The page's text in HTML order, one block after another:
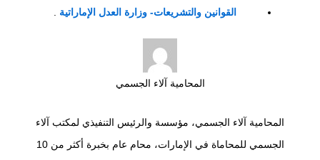
القوانين والتشريعات- وزارة العدل الإماراتية
المحامية آلاء الجسمي
المحامية آلاء الجسمي، مؤسسة والرئيس التنفيذي لمكتب آلاء
الجسمي للمحاماة في الإمارات، محام عام بخبرة أكثر من 10